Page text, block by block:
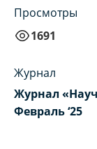
Просмотры
1691
Журнал
Журнал
Февраль ‘25